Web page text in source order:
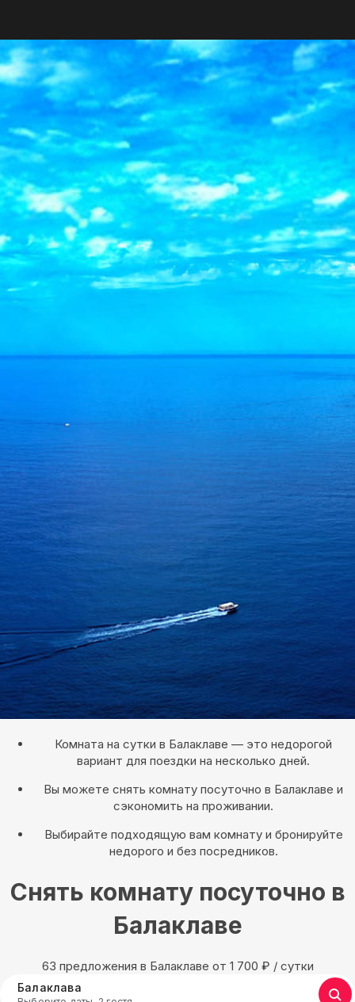
Комната на сутки в Балаклаве — это недорогой
вариант для поездки на несколько дней.
Вы можете снять комнату посуточно в Балаклаве и
сэкономить на проживании.
Выбирайте подходящую вам комнату и бронируйте
недорого и без посредников.
Снять комнату посуточно в
Балаклаве
63 предложения в Балаклаве oт 1 700 ₽ / сутки
Балаклава